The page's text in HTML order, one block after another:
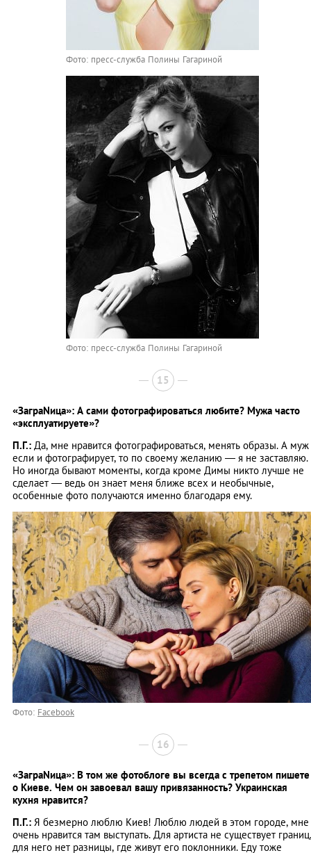
Фото: пресс-служба Полины Гагариной
Фото: пресс-служба Полины Гагариной
15
«ЗаграNица»: А сами фотографироваться любите? Мужа часто
«эксплуатируете»?
П.Г.: Да, мне нравится фотографироваться, менять образы. А муж
если и фотографирует, то по своему желанию — я не заставляю.
Но иногда бывают моменты, когда кроме Димы никто лучше не
сделает — ведь он знает меня ближе всех и необычные,
особенные фото получаются именно благодаря ему.
Фото: Facebook
16
«ЗаграNица»: В том же фотоблоге вы всегда с трепетом пишете
о Киеве. Чем он завоевал вашу привязанность? Украинская
кухня нравится?
П.Г.: Я безмерно люблю Киев! Люблю людей в этом городе, мне
очень нравится там выступать. Для артиста не существует границ,
для него нет разницы, где живут его поклонники. Еду тоже